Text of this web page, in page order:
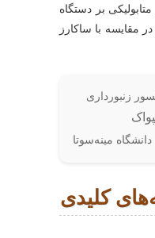
بر دستگاه
مقایسه با ساکارز
مینه‌سوتا
کلیدی